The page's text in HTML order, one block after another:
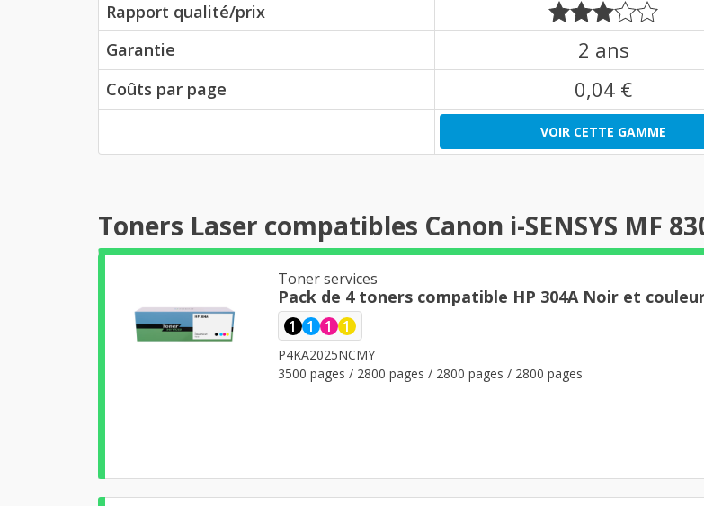
Rapport qualité/prix
Garantie
2 ans
Coûts par page 0,04 €
VOIR CETTE GAMME
Toners Laser compatibles Canon i-SENSYS MF
Toner services
Pack de 4 toners compatible HP 304A Noir et
1 1 1 1
P4KA2025NCMY
3500 pages / 2800 pages / 2800 pages / 2800 pages